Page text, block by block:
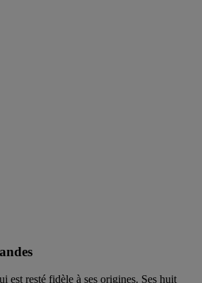
est resté fidèle à ses origines. Ses huit